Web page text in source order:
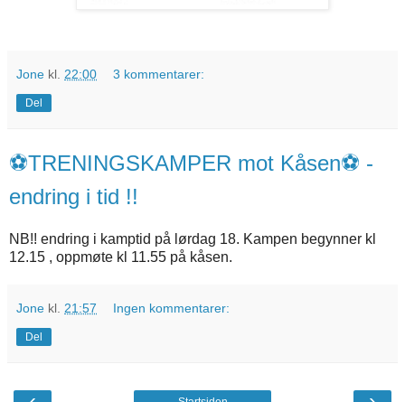
Jone kl. 22:00 3 kommentarer:
Del
⚽️TRENINGSKAMPER mot Kåsen⚽️ -
endring i tid !!
NB!! endring i kamptid på lørdag 18. Kampen begynner kl
12.15 , oppmøte kl 11.55 på kåsen.
Jone kl. 21:57 Ingen kommentarer:
Del